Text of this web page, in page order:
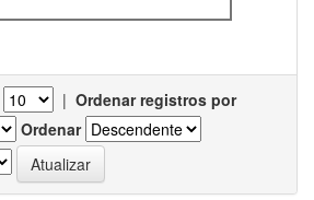
| Ordenar registros por
Ordenar